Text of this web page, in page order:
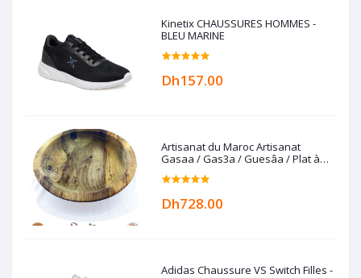
Kinetix CHAUSSURES HOMMES -
BLEU MARINE
Dh157.00
Artisanat du Maroc Artisanat
Gasaa / Gas3a / Guesâa / Plat à
couscous en Bois de noyer
Dh728.00
Adidas Chaussure VS Switch Filles -